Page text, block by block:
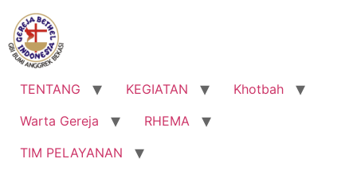
Lewati
konten
TENTANG KEGIATAN
Khotbah
Warta Gereja
RHEMA
TIM PELAYANAN